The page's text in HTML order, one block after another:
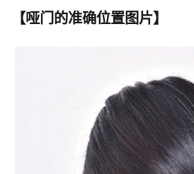
【哑门的准确位置图片】